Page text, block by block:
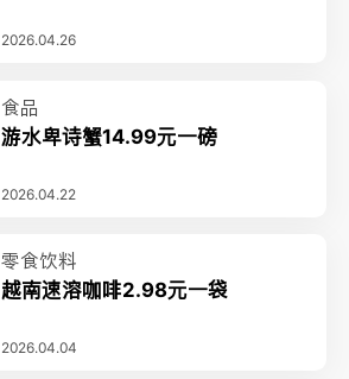
2026.04.26
食品
游水卑诗蟹14.99元一磅
2026.04.22
零食饮料
越南速溶咖啡2.98元一袋
2026.04.04